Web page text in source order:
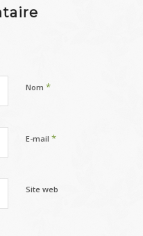
Nom *
E-mail *
Site web